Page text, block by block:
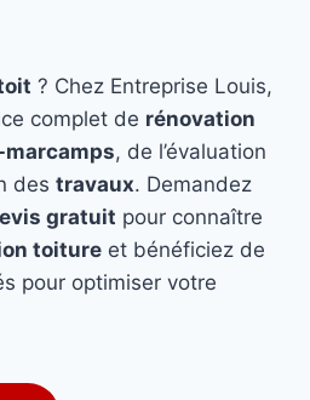
? Chez Entreprise Louis,
complet de rénovation
, de l’évaluation
des travaux. Demandez
gratuit pour connaître
toiture et bénéficiez de
pour optimiser votre